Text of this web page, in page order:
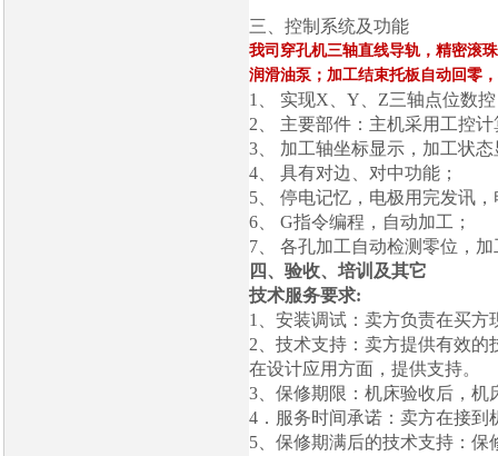
三、控制系统及功能
我司穿孔机三轴直线导轨，精密滚
润滑油泵；加工结束托板自动回零
1、 实现X、Y、Z三轴点位数
2、 主要部件：主机采用工控
3、 加工轴坐标显示，加工状态
4、 具有对边、对中功能；
5、 停电记忆，电极用完发讯
6、 G指令编程，自动加工；
7、 各孔加工自动检测零位，
四、验收、培训及其它
技术服务要求:
1
、安装调试：卖方负责在买
2 、技术支持：卖方提供有效
在设计应用方面，提供支持。
3 、保修期限：机床验收后，机
4 ．服务时间承诺：卖方在接到
5 、保修期满后的技术支持：